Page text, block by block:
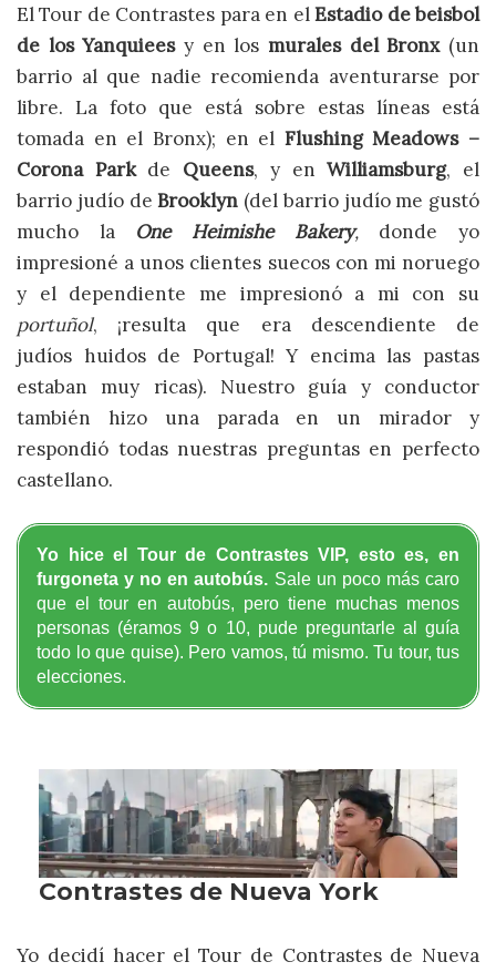
El Tour de Contrastes para en elEstadio de beisbol
de los Yanquieesy en los murales del Bronx (un
barrio al que nadie recomienda aventurarse por
libre. La foto que está sobre estas líneas está
tomada en el Bronx); en el Flushing Meadows –
Corona Park de Queens, y enWilliamsburg, el
barrio judío deBrooklyn (del barrio judío me gustó
mucho la One Heimishe Bakery, donde yo
impresioné a unos clientes suecos con mi noruego
y el dependiente me impresionó a mi con su
portuñol, ¡resulta que era descendiente de
judíos huidos de Portugal! Y encima las pastas
estaban muy ricas). Nuestro guía y conductor
también hizo una parada en un mirador y
respondió todas nuestras preguntas en perfecto
castellano.
Yo hice el Tour de Contrastes VIP, esto es, en
furgoneta y no en autobús. Sale un poco más caro
que el tour en autobús, pero tiene muchas menos
personas (éramos 9 o 10, pude preguntarle al guía
todo lo que quise). Pero vamos, tú mismo. Tu tour, tus
elecciones.
Yo decidí hacer el Tour de Contrastes de Nueva